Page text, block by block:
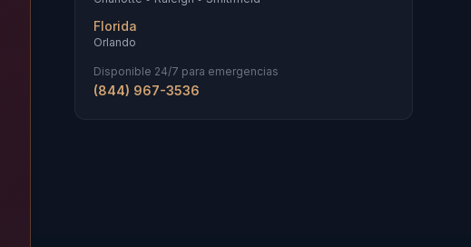
Florida
Orlando
Disponible 24/7 para emergencias
(844) 967-3536